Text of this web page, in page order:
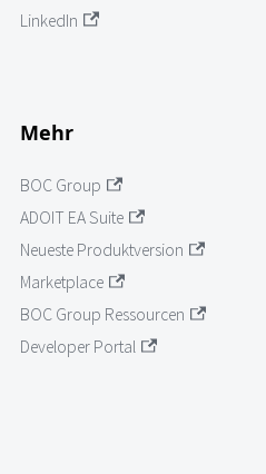
LinkedIn
Mehr
BOC Group
ADOIT EA Suite
Neueste Produktversion
Marketplace
BOC Group Ressourcen
Developer Portal